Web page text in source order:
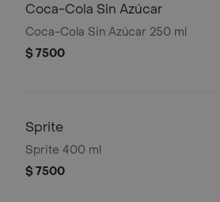
Coca-Cola Sin Azúcar
Coca-Cola Sin Azúcar 250 ml
$ 7500
Sprite
Sprite 400 ml
$ 7500